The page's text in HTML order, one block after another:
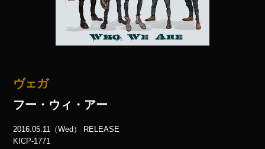
ヴェガ
フー・ウィ・アー
2016.05.11（Wed） RELEASE
KICP-1771